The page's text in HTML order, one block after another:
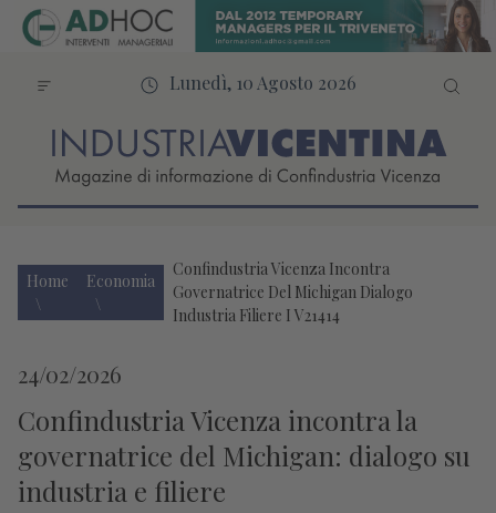
Lunedì, 10 Agosto 2026
Home Economia
Confindustria Vicenza Incontra
Governatrice Del Michigan Dialogo
Industria Filiere I V21414
24/02/2026
Confindustria Vicenza incontra la
governatrice del Michigan: dialogo su
industria e filiere